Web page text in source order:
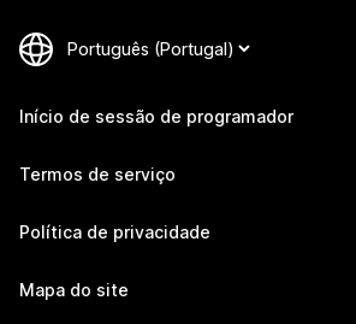
Início de sessão de programador
Termos de serviço
Política de privacidade
Mapa do site